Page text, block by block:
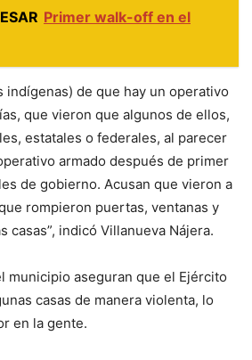
Primer walk-off en el
indígenas) de que hay un operativo
que vieron que algunos de ellos,
estatales o federales, al parecer
armado después de primer
de gobierno. Acusan que vieron a
rompieron puertas, ventanas y
casas”, indicó Villanueva Nájera.
municipio aseguran que el Ejército
casas de manera violenta, lo
en la gente.